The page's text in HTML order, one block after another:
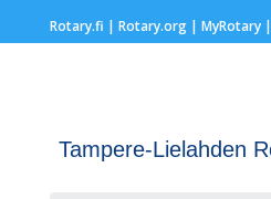
Rotary.fi | Rotary.org| MyRotary |
Tampere-Lielahden